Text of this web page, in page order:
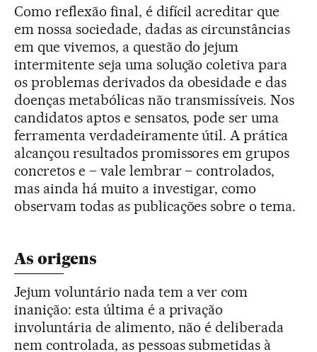
Como reflexão final, é difícil acreditar que
em nossa sociedade, dadas as circunstâncias
em que vivemos, a questão do jejum
intermitente seja uma solução coletiva para
os problemas derivados da obesidade e das
doenças metabólicas não transmissíveis. Nos
candidatos aptos e sensatos, pode ser uma
ferramenta verdadeiramente útil. A prática
alcançou resultados promissores em grupos
concretos e – vale lembrar – controlados,
mas ainda há muito a investigar, como
observam todas as publicações sobre o tema.
As origens
Jejum voluntário nada tem a ver com
inanição: esta última é a privação
involuntária de alimento, não é deliberada
nem controlada, as pessoas submetidas à